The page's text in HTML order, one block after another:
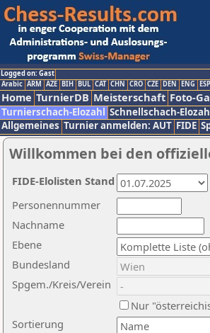
Logged on: Gast
Arabic ARM AZE BIH BUL CAT CHN CRO CZE DEN ENG ESP
Home TurnierDB Meisterschaft Foto-
Turnierschach-Elozahl Schnellschach-
Allgemeines Turnier anmelden: AUT FIDE
Willkommen bei den
Nachname
Ebene
Sortierung
Personennummer
Bundesland
Spgem./Kreis/Verein
Nur
FIDE-Elolisten Stand